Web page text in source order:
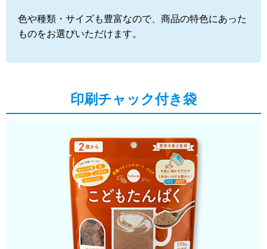
色や種類・サイズも豊富なので、商品の特色にあった
ものをお選びいただけます。
印刷チャック付き袋